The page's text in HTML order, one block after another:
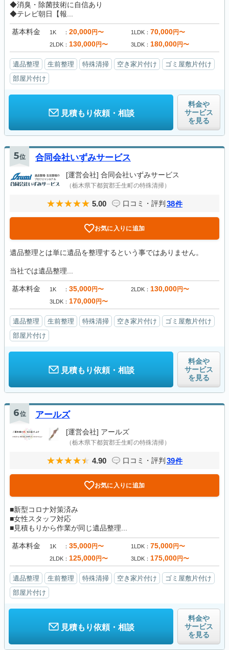
◆消臭・除菌技術に自信あり
◆テレビ朝日【報...
基本料金 1K 20,000円〜 1LDK 70,000円〜
2LDK 130,000円〜 3LDK 180,000円〜
遺品整理 生前整理 特殊清掃 空き家片付け
ゴミ屋敷片付け
部屋片付け
見積もり依頼・相談
料金や
サービス
を見る
5位 合同会社いずみサービス
[運営会社] 合同会社いずみサービス
（栃木県下都賀郡壬生町の特殊清掃）
5.00 口コミ・評判 38件
お気に入りに追加
遺品整理とは単に遺品を整理するという事ではありません。
当社では遺品整理...
基本料金 1K 35,000円〜 2LDK 130,000円〜
3LDK 170,000円〜
遺品整理 生前整理 特殊清掃 空き家片付け
ゴミ屋敷片付け
部屋片付け
見積もり依頼・相談
料金や
サービス
を見る
6位 アールズ
[運営会社] アールズ
（栃木県下都賀郡壬生町の特殊清掃）
4.90 口コミ・評判 39件
お気に入りに追加
■新型コロナ対策済み
■女性スタッフ対応
■見積もりから作業が同じ遺品整理...
基本料金 1K 35,000円〜 1LDK 75,000円〜
2LDK 125,000円〜 3LDK 175,000円〜
遺品整理 生前整理 特殊清掃 空き家片付け
ゴミ屋敷片付け
部屋片付け
見積もり依頼・相談
料金や
サービス
を見る